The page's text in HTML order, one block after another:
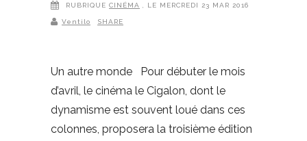
RUBRIQUE CINÉMA , LE MERCREDI 23 MAR 2016
Ventilo SHARE
Un autre monde Pour débuter le mois
d’avril, le cinéma le Cigalon, dont le
dynamisme est souvent loué dans ces
colonnes, proposera la troisième édition